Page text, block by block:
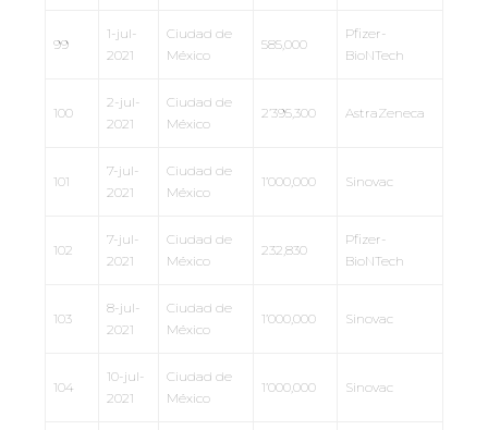
99
1-jul-
2021
Ciudad de
México
585,000
Pfizer-
BioNTech
100
2-jul-
2021
Ciudad de
México
2’395,300 AstraZeneca
101
7-jul-
2021
Ciudad de
México
1’000,000 Sinovac
102
7-jul-
2021
Ciudad de
México
232,830
Pfizer-
BioNTech
103
8-jul-
2021
Ciudad de
México
1’000,000 Sinovac
104
10-jul-
2021
Ciudad de
México
1’000,000 Sinovac